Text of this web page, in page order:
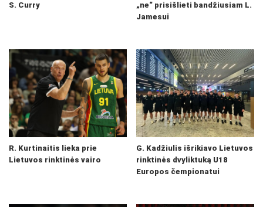
S. Curry
„ne“ prisišlieti bandžiusiam L.
Jamesui
R. Kurtinaitis lieka prie
Lietuvos rinktinės vairo
G. Kadžiulis išrikiavo Lietuvos
rinktinės dvyliktuką U18
Europos čempionatui